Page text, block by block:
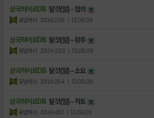
삼국히어로DB 탈것(말) - 협의
꽃밭에서 조회수:256 | 13.08.09
삼국히어로DB 탈것(말) - 왕추
꽃밭에서 조회수:333 | 13.08.09
삼국히어로DB 탈것(말) - 소요
꽃밭에서 조회수:264 | 13.08.09
삼국히어로DB 탈것(말) - 적토
꽃밭에서 조회수:461 | 13.08.09